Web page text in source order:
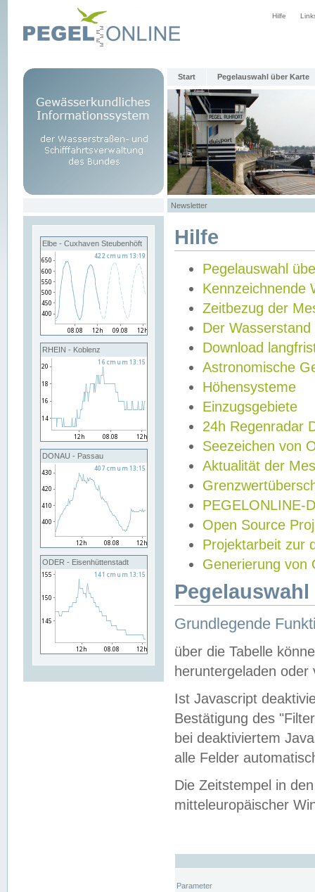
Hilfe
Start Pegelauswahl über Karte
Newsletter
Elbe - Cuxhaven Steubenhöft
RHEIN - Koblenz
DONAU - Passau
ODER - Eisenhüttenstadt
Hilfe
Pegelauswahl
Kennzeichnende
Zeitbezug der
Der Wasserstand
Download
Astronomische
Höhensysteme
Einzugsgebiete
24h Regenradar
Seezeichen von
Aktualität der
PEGELONLINE-
Open Source
Projektarbeit zur
Generierung von
Grundlegende
über die Tabelle
heruntergeladen oder
Ist Javascript
Bestätigung des
bei deaktiviertem
alle Felder
Die Zeitstempel in
mitteleuropäischer
Parameter